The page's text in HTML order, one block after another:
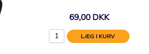
69,00 DKK
LÆG I KURV